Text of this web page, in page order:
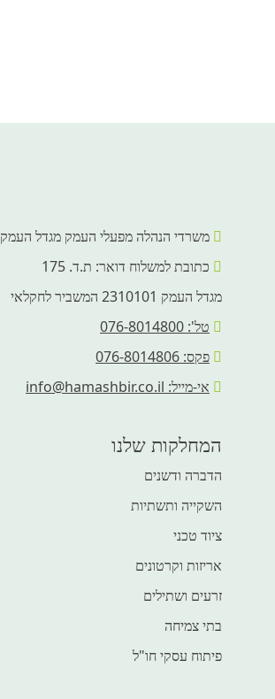
משרדי הנהלה מפעלי העמק מגדל העמק
כתובת למשלוח דואר: ת.ד. 175
מגדל העמק 2310101 המשביר לחקלאי
טל': 076-8014800
פקס: 076-8014806
אי-מייל: info@hamashbir.co.il
המחלקות שלנו
הדברה ודשנים
השקייה ותשתיות
ציוד טכני
אריזות וקרטונים
זרעים ושתילים
בתי צמיחה
פיתוח עסקי חו"ל